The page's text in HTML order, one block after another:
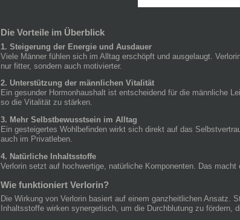
Die Vorteile im Überblick
1. Steigerung der Energie und Ausdauer
Viele Männer fühlen sich im Alltag erschöpft und ausgelaugt.
nur fitter, sondern auch motivierter.
2. Unterstützung der männlichen Vitalität
Ein gesunder Hormonhaushalt ist entscheidend für die männliche
so die Vitalität zu stärken.
3. Mehr Selbstbewusstsein im Alltag
Ein gesteigertes Wohlbefinden wirkt sich direkt auf das
auch im Privatleben.
4. Natürliche Inhaltsstoffe
Verlorin setzt auf hochwertige, natürliche Komponenten. Das
Wie funktioniert Verlorin?
Die Wirkung von Verlorin basiert auf einem ganzheitlichen
Inhaltsstoffe wirken synergetisch, um die Durchblutung zu fördern,